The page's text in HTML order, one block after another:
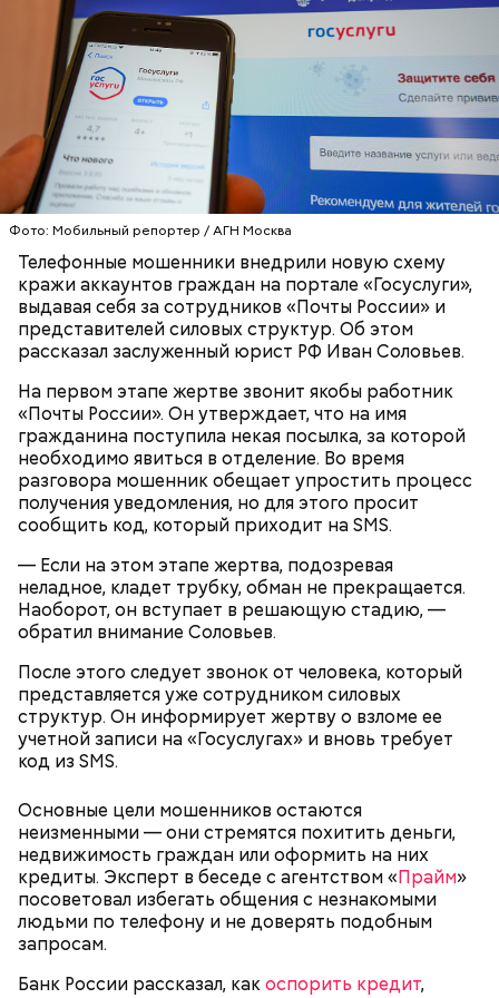
Фото: Мобильный репортер / АГН Москва
Телефонные мошенники внедрили новую схему
кражи аккаунтов граждан на портале «Госуслуги»,
выдавая себя за сотрудников «Почты России» и
представителей силовых структур. Об этом
рассказал заслуженный юрист РФ Иван Соловьев.
На первом этапе жертве звонит якобы работник
«Почты России». Он утверждает, что на имя
гражданина поступила некая посылка, за которой
необходимо явиться в отделение. Во время
разговора мошенник обещает упростить процесс
получения уведомления, но для этого просит
сообщить код, который приходит на SMS.
— Если на этом этапе жертва, подозревая
неладное, кладет трубку, обман не прекращается.
Наоборот, он вступает в решающую стадию, —
обратил внимание Соловьев.
После этого следует звонок от человека, который
представляется уже сотрудником силовых
структур. Он информирует жертву о взломе ее
учетной записи на «Госуслугах» и вновь требует
код из SMS.
Основные цели мошенников остаются
неизменными — они стремятся похитить деньги,
недвижимость граждан или оформить на них
кредиты. Эксперт в беседе с агентством «Прайм»
посоветовал избегать общения с незнакомыми
людьми по телефону и не доверять подобным
запросам.
Банк России рассказал, какоспорить кредит,
Однако диетолог предупредила: не для всех дыня
может быть полезна. В первую очередь ее стоит
есть с осторожностью людям:
с сахарным диабетом;
лишним весом.
— Наиболее распространенные борщ, щи, котлеты,
Вовсю идет и сезон черешни. «Вечерняя Москва»
узнала у врача — эндокринолога-диетолога
Натальи Лазуренко,как правильно есть эту ягоду
пользой для здоровья.